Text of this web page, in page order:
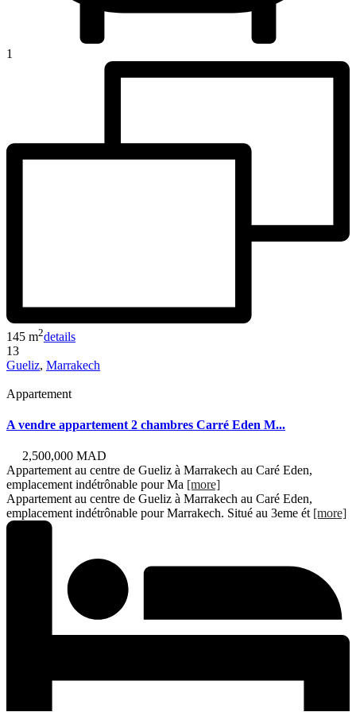
1
145 m2details
13
Gueliz, Marrakech
Appartement
A vendre appartement 2 chambres Carré Eden M...
2,500,000 MAD
Appartement au centre de Gueliz à Marrakech au Caré Eden,
emplacement indétrônable pour Ma [more]
Appartement au centre de Gueliz à Marrakech au Caré Eden,
emplacement indétrônable pour Marrakech. Situé au 3eme ét [more]